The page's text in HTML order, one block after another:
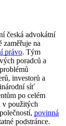
česká advokátní
zaměřuje na
právo. Tým
poradců a
investorů a
síť
po celém
v použitých
povinná
podstránce.